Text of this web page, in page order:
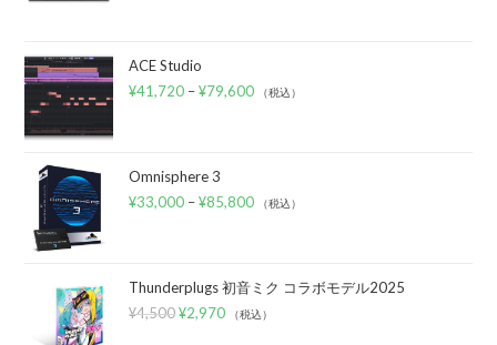
ACE Studio
¥41,720 –¥79,600 （税込）
Omnisphere 3
¥33,000 –¥85,800 （税込）
Thunderplugs 初音ミク コラボモデル2025
¥4,500 ¥2,970 （税込）